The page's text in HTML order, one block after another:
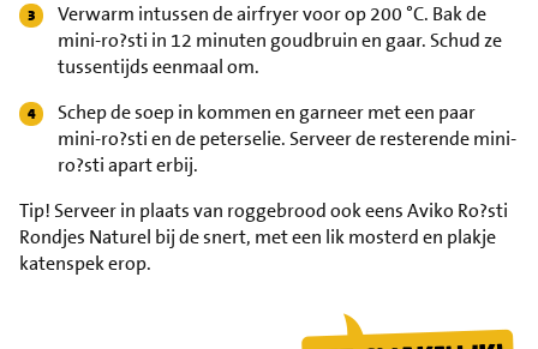
Verwarm intussen de airfryer voor op 200 °C. Bak de
mini-ro?sti in 12 minuten goudbruin en gaar. Schud ze
tussentijds eenmaal om.
Schep de soep in kommen en garneer met een paar
mini-ro?sti en de peterselie. Serveer de resterende mini-
ro?sti apart erbij.
Tip!Serveer in plaats van roggebrood ook eens Aviko Ro?sti
Rondjes Naturel bij de snert, met een lik mosterd en plakje
katenspek erop.